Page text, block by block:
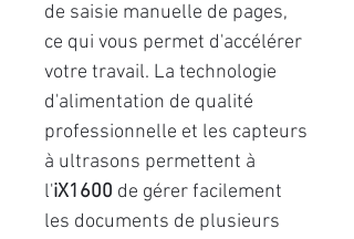
de saisie manuelle de pages,
ce qui vous permet d'accélérer
votre travail. La technologie
d'alimentation de qualité
professionnelle et les capteurs
à ultrasons permettent à
l'iX1600 de gérer facilement
les documents de plusieurs